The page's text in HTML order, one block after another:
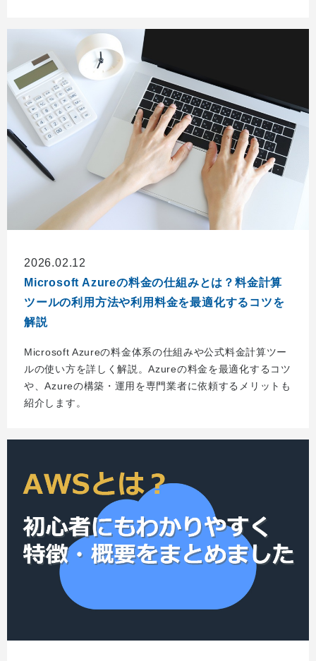
2026.02.12
Microsoft Azureの料金の仕組みとは？料金計算
ツールの利用方法や利用料金を最適化するコツを
解説
Microsoft Azureの料金体系の仕組みや公式料金計算ツー
ルの使い方を詳しく解説。Azureの料金を最適化するコツ
や、Azureの構築・運用を専門業者に依頼するメリットも
紹介します。